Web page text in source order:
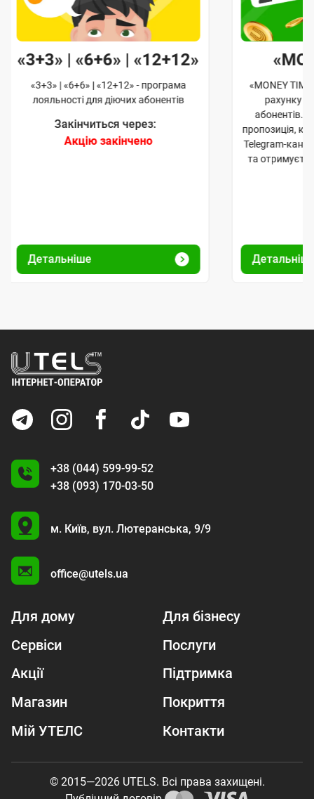
«3+3» | «6+6» | «12+12»
«3+3» | «6+6» | «12+12» - програма
лояльності для діючих абонентів
Закінчиться через:
Акцію закінчено
Детальніше
«MONEY
рахунку
абонентів.
пропозиція,
Telegram-
та
+38 (044) 599-99-52
+38 (093) 170-03-50
U
м. Київ, вул. Лютеранська, 9/9
office@utels.ua
Для дому
Для бізнесу
Сервіси
Послуги
Акції
Підтримка
Магазин
Покриття
Мій УТЕЛС
Контакти
© 2015—2026 UTELS. Всі права захищені.